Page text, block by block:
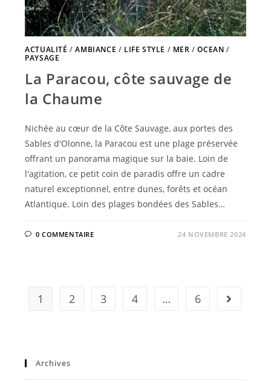
ACTUALITÉ /AMBIANCE / LIFE STYLE / MER /OCEAN /
PAYSAGE
La Paracou, côte sauvage de
la Chaume
Nichée au cœur de la Côte Sauvage, aux portes des
Sables d'Olonne, la Paracou est une plage préservée
offrant un panorama magique sur la baie. Loin de
l'agitation, ce petit coin de paradis offre un cadre
naturel exceptionnel, entre dunes, forêts et océan
Atlantique. Loin des plages bondées des Sables…
0 COMMENTAIRE 24 NOVEMBRE 2024
1 2 3 4 … 6
Archives